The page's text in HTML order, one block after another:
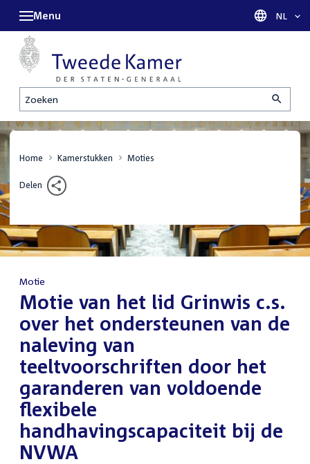
Zoeken
Menu Taal
NL
Home Kamerstukken Moties
Delen
Motie
:Motie van het lid Grinwis c.s.
over het ondersteunen van de
naleving van
teeltvoorschriften door het
garanderen van voldoende
flexibele
handhavingscapaciteit bij de
NVWA